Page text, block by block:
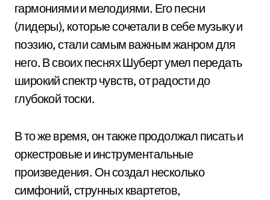
гармониями и мелодиями. Его песни
(лидеры), которые сочетали в себе музыку и
поэзию, стали самым важным жанром для
него. В своих песнях Шуберт умел передать
широкий спектр чувств, от радости до
глубокой тоски.
В то же время, он также продолжал писать и
оркестровые и инструментальные
произведения. Он создал несколько
симфоний, струнных квартетов,